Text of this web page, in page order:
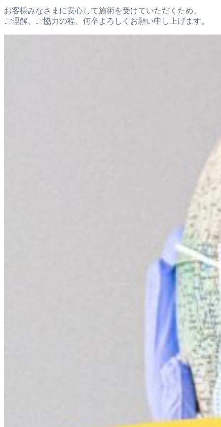
お客様みなさまに安心して施術を受けていただくため、
ご理解、ご協力の程、何卒よろしくお願い申し上げます。